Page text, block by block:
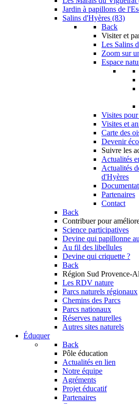
Jardin à papillons de
Salins d'Hyères (83)
Back
Visiter et
Les Salins
Zoom sur
Espace
Visites
Visites et
Carte des
Devenir
Suivre les
Actualités
Actualités
d'Hyères
Partenaires
Contact
Back
Contribuer pour
Science participatives
Devine qui papillonne
Au fil des libellules
Devine qui criquette ?
Back
Région Sud Provence-
Les RDV nature
Parcs naturels régionaux
Chemins des Parcs
Parcs nationaux
Réserves naturelles
Autres sites naturels
Éduquer
Back
Pôle éducation
Actualités en lien
Notre équipe
Agréments
Projet éducatif
Partenaires